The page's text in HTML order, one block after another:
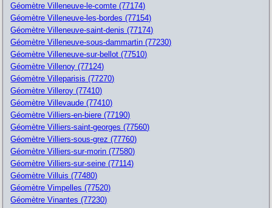
Géomètre Villeneuve-le-comte (77174)
Géomètre Villeneuve-les-bordes (77154)
Géomètre Villeneuve-saint-denis (77174)
Géomètre Villeneuve-sous-dammartin (77230)
Géomètre Villeneuve-sur-bellot (77510)
Géomètre Villenoy (77124)
Géomètre Villeparisis (77270)
Géomètre Villeroy (77410)
Géomètre Villevaude (77410)
Géomètre Villiers-en-biere (77190)
Géomètre Villiers-saint-georges (77560)
Géomètre Villiers-sous-grez (77760)
Géomètre Villiers-sur-morin (77580)
Géomètre Villiers-sur-seine (77114)
Géomètre Villuis (77480)
Géomètre Vimpelles (77520)
Géomètre Vinantes (77230)